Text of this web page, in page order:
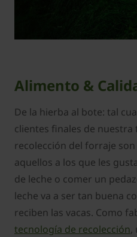
Alimento &
De la hierba al bote: tal
clientes finales de nuestra
recolección del forraje son
aquellos a los que les
de leche o comer un
leche va a ser tan buena
reciben las vacas. Como
tecnología de recolección,